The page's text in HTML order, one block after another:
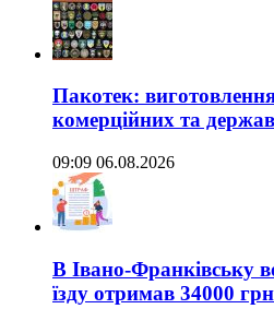
Пакотек:
комерційних та
09:09 06.08.2026
В Івано-Франківську
їзду отримав 34000